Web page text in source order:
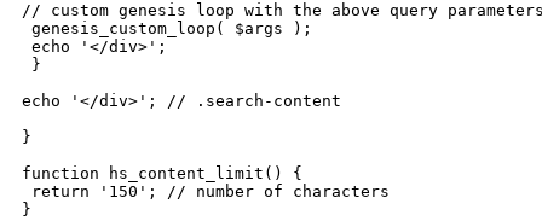
// custom genesis loop with the above query
genesis_custom_loop( $args );
echo '</div>';
}
echo '</div>'; // .search-content
}
function hs_content_limit() {
return '150'; // number of characters
}